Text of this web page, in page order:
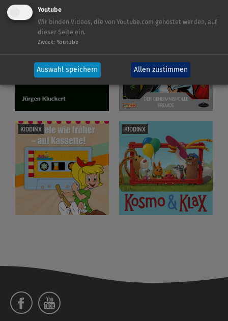
KIDDINX KIDDINX
KIDDINX KIDDINX
Social
Menü
Youtube
Wir binden Videos, die von Youtube.com gehostet werden, auf
dieser Seite ein.
Zweck: Youtube
Auswahl speichern Allen zustimmen